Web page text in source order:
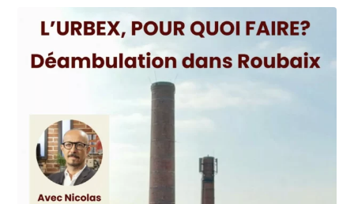
Toutes les actualités
Les rendez-vous de l’APHG
Concours de recrutement
Concours scolaires